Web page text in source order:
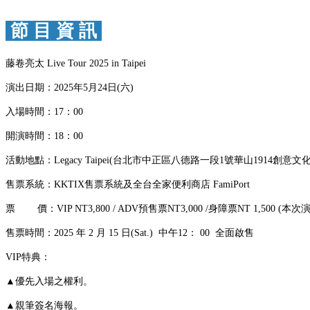
節 目 資 訊
藤卷亮太 Live Tour 2025 in Taipei
演出日期：2025年5月24日(六)
入場時間：17：00
開演時間：18：00
活動地點：Legacy Taipei(台北市中正區八德路一段1號華山1914創意文
售票系統：KKTIX售票系統及全台全家便利商店 FamiPort
票 價：VIP NT3,800 / ADV預售票NT3,000 /身障票NT 1,500 (本次
售票時間：2025 年 2 月 15 日(Sat.) 中午12： 00 全面啟售
VIP特典：
▲優先入場之權利。
▲ 親筆簽名海報。